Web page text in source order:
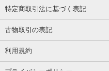
特定商取引法に基づく表記
古物取引の表記
利用規約